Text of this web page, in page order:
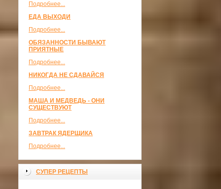
Подробнее...
ЕДА ВЫХОДИ
Подробнее...
ОБЯЗАННОСТИ БЫВАЮТ
ПРИЯТНЫЕ
Подробнее...
НИКОГДА НЕ СДАВАЙСЯ
Подробнее...
МАША И МЕДВЕДЬ - ОНИ
СУЩЕСТВУЮТ
Подробнее...
ЗАВТРАК ЯДЕРЩИКА
Подробнее...
СУПЕР РЕЦЕПТЫ